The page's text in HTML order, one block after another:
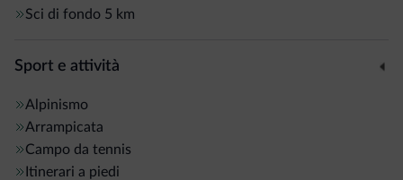
Sci di fondo 5 km
Sport e attività
Alpinismo
Arrampicata
Campo da tennis
Itinerari a piedi